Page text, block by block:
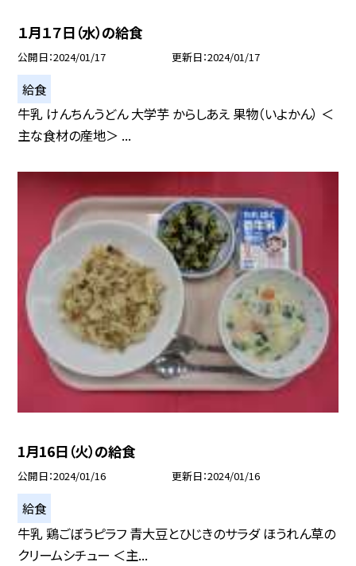
１月１７日（水）の給食
公開日 2024/01/17 更新日 2024/01/17
給食
牛乳 けんちんうどん 大学芋 からしあえ 果物（いよかん） ＜
主な食材の産地＞ ...
1月16日（火）の給食
公開日 2024/01/16 更新日 2024/01/16
給食
牛乳 鶏ごぼうピラフ 青大豆とひじきのサラダ ほうれん草の
クリームシチュー ＜主...